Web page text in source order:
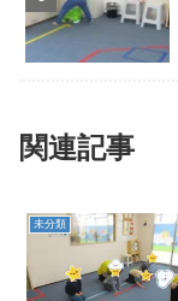
関連記事
未分類